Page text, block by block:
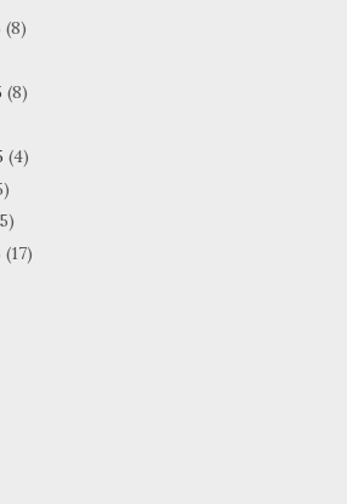
(8)
(8)
(4)
(17)